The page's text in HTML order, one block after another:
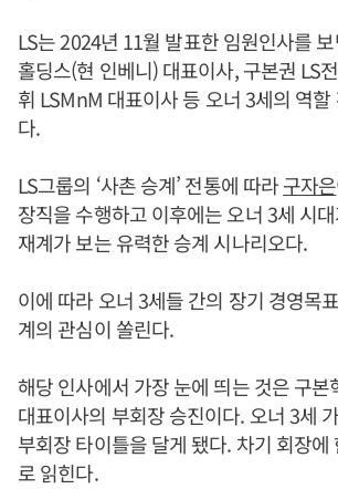
LS는 2024년 11월 발표한 임원인사를
홀딩스(현 인베니) 대표이사, 구본권 LS
휘 LSMnM 대표이사 등 오너 3세의 역할
다.
LS그룹의 ‘사촌 승계’ 전통에 따라구자은
장직을 수행하고 이후에는 오너 3세 시
재계가 보는 유력한 승계 시나리오다.
이에 따라 오너 3세들 간의 장기 경영목
계의 관심이 쏠린다.
해당 인사에서 가장 눈에 띄는 것은 구본
대표이사의 부회장 승진이다. 오너 3세
부회장 타이틀을 달게 됐다. 차기 회장에
로 읽힌다.